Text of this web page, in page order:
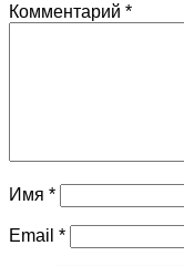
Комментарий *
Имя *
Email *